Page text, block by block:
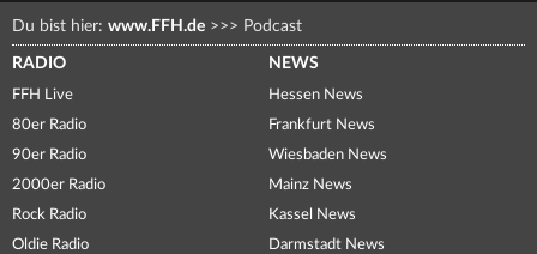
Du bist hier: www.FFH.de >>> Podcast
RADIO
FFH Live
80er Radio
90er Radio
2000er Radio
Rock Radio
Oldie Radio
NEWS
Hessen News
Frankfurt News
Wiesbaden News
Mainz News
Kassel News
Darmstadt News